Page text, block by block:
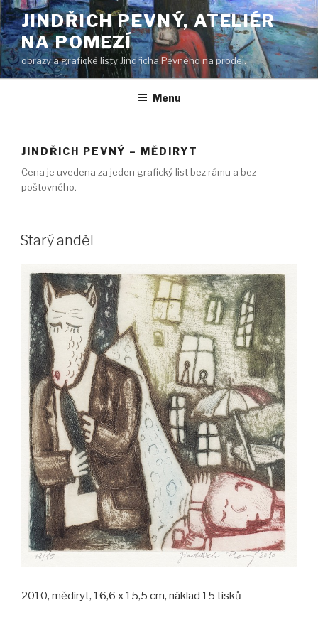
Přejít
k
obsahu
webu
JINDŘICH PEVNÝ, ATELIÉR
NA POMEZÍ
obrazy a grafické listy Jindřicha Pevného na prodej.
Menu
JINDŘICH PEVNÝ – MĚDIRYT
Cena je uvedena za jeden grafický list bez rámu a bez
poštovného.
Starý anděl
2010, mědiryt, 16,6 x 15,5 cm, náklad 15 tisků